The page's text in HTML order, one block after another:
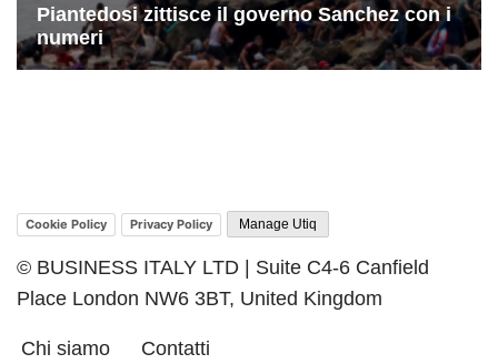
Cookie Policy Privacy Policy Manage Utiq
© BUSINESS ITALY LTD | Suite C4-6 Canfield
Place London NW6 3BT, United Kingdom
Chi siamo Contatti